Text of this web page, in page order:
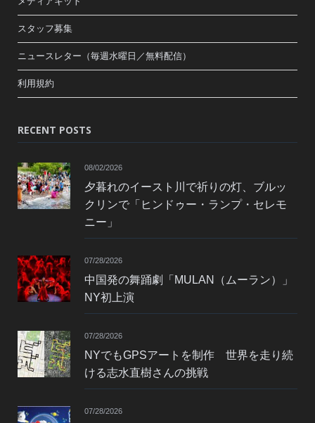
スタッフ募集
ニュースレター（毎週水曜日／無料配信）
利用規約
RECENT POSTS
08/02/2026
夕暮れのイースト川で祈りの灯、ブルッ
クリンで「ヒンドゥー・ランプ・セレモ
ニー」
07/28/2026
中国発の舞踊劇「MULAN（ムーラン）」
NY初上演
07/28/2026
NYでもGPSアートを制作 世界を走り続
ける志水直樹さんの挑戦
07/28/2026